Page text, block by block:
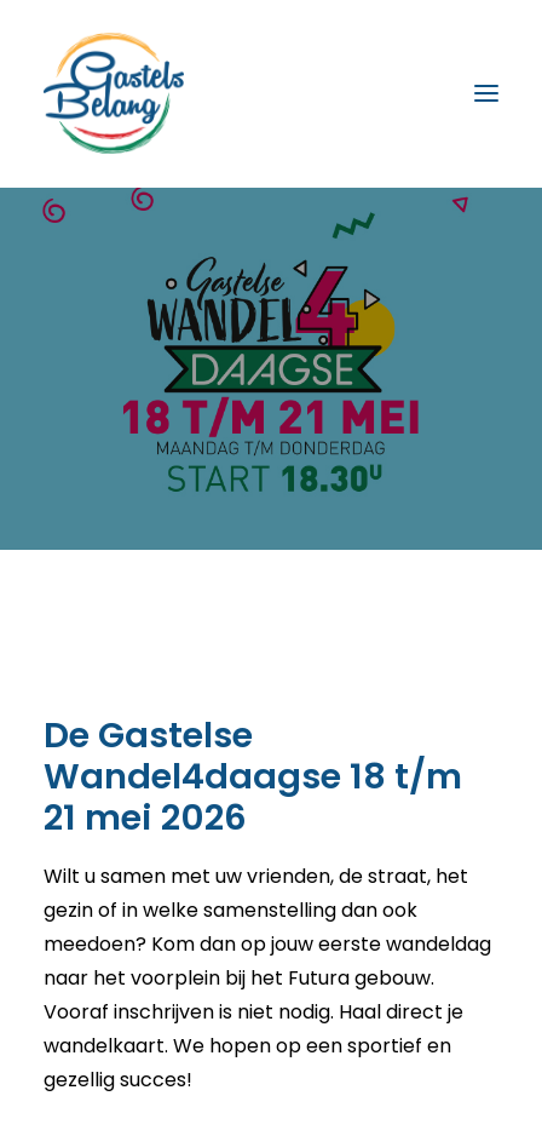
DE STICHTING
WANDEL4DAAGSE
De Gastelse
Wandel4daagse 18 t/m
21 mei 2026
Wilt u samen met uw vrienden, de straat, het
gezin of in welke samenstelling dan ook
meedoen? Kom dan op jouw eerste wandeldag
naar het voorplein bij het Futura gebouw.
Vooraf inschrijven is niet nodig. Haal direct je
wandelkaart. We hopen op een sportief en
gezellig succes!